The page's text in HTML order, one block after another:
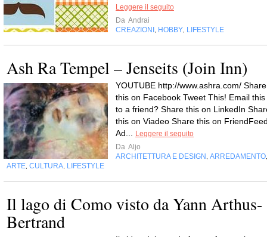
Leggere il seguito
Da Andrai
CREAZIONI
HOBBY LIFESTYLE
Ash Ra Tempel – Jenseits (Join Inn)
YOUTUBE http://www.ashra.com/ Share
this on Facebook Tweet This! Email this
to a friend? Share this on LinkedIn
this on Viadeo Share this on
Ad...
Leggere il seguito
Da Aljo
ARCHITETTURA E DESIGN ARREDAMENTO
ARTE CULTURA LIFESTYLE
Il lago di Como visto da Yann Arthus-
Bertrand